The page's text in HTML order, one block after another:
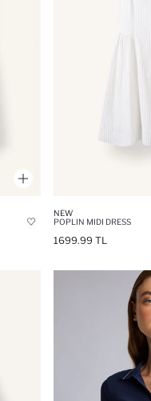
NEW
POPLIN MIDI DRESS
1699.99 TL